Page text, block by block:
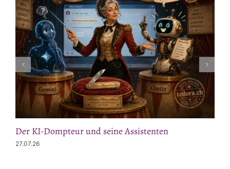
Der KI-Dompteur und seine Assistenten
27.07.26